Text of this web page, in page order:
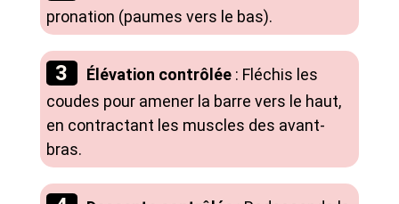
pronation (paumes vers le bas).
Élévation contrôlée : Fléchis les
coudes pour amener la barre vers le haut,
en contractant les muscles des avant-
bras.